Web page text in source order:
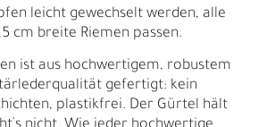
leicht gewechselt werden, alle
cm breite Riemen passen.
ist aus hochwertigem, robustem
gefertigt: kein
plastikfrei. Der Gürtel hält